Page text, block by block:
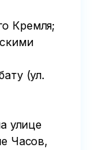
Кремля;
(ул.
улице
Часов,